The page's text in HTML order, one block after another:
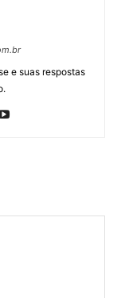
e suas respostas